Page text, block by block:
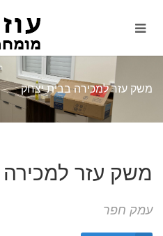
משק עזר למכירה בבית יצחק
משק עזר
עמק חפר